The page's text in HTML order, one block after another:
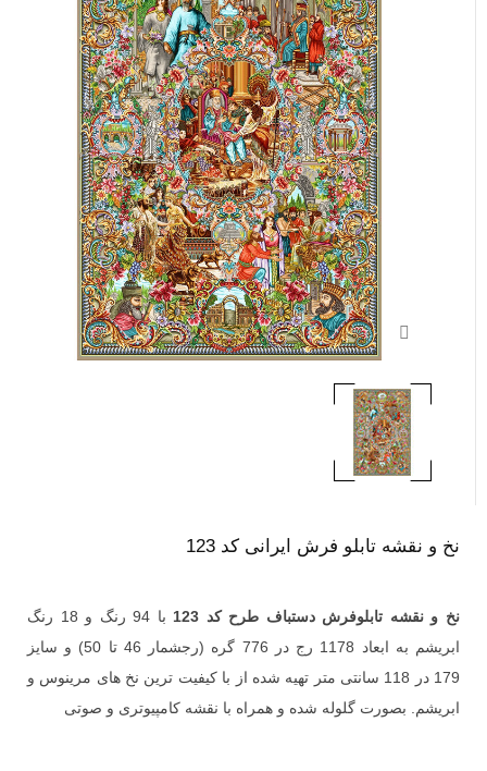
نخ و نقشه تابلو فرش ایرانی کد 123
نخ و نقشه تابلوفرش دستباف طرح کد 123
با 94 رنگ و 18 رنگ
ابریشم به ابعاد 1178 رج در 776 گره
(رجشمار 46 تا 50 ) و سایز
179 در 118 سانتی متر تهیه شده از با کیفیت ترین نخ های مرینوس و
ابریشم. بصورت گلوله شده و همراه با نقشه کامپیوتری و صوتی